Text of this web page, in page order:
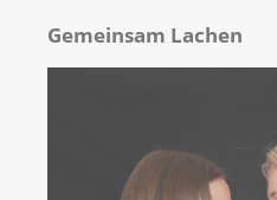
Gemeinsam Lachen